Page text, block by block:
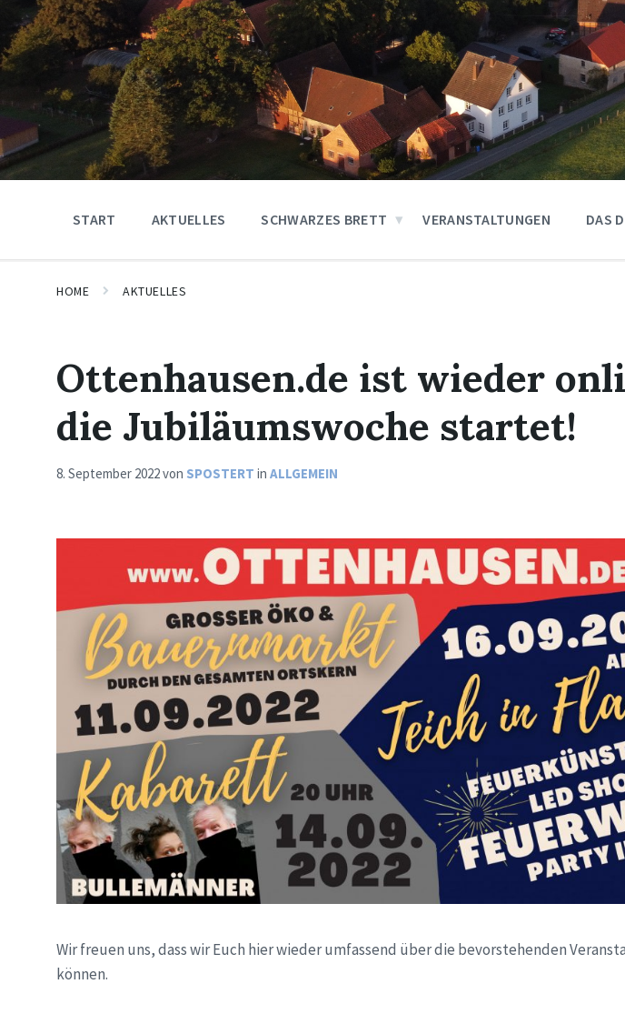
START AKTUELLES SCHWARZES BRETT VERANSTALTUNGEN DAS
HOME AKTUELLES
Ottenhausen.de ist wieder
die Jubiläumswoche startet!
8. September 2022von SPOSTERT in ALLGEMEIN
Wir freuen uns, dass wir Euch hier wieder umfassend über die bevorstehenden
können.